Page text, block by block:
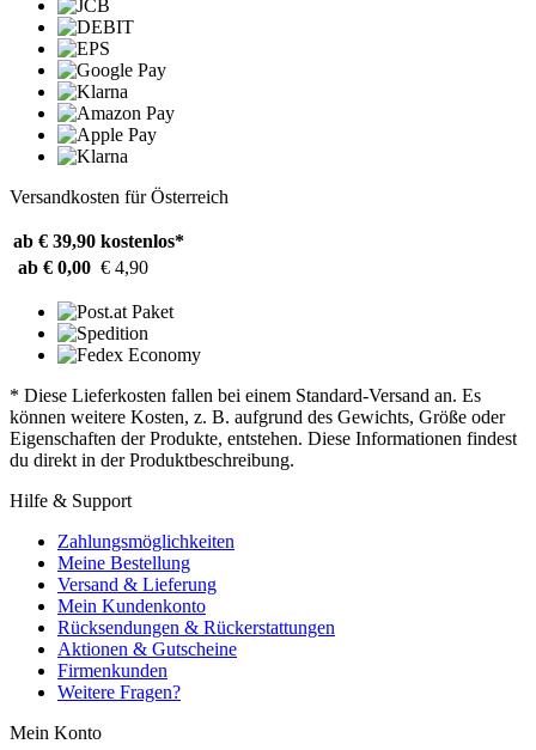
Versandkosten für Österreich
ab € 39,90 kostenlos*
ab € 0,00 € 4,90
* Diese Lieferkosten fallen bei einem Standard-Versand an. Es
können weitere Kosten, z. B. aufgrund des Gewichts, Größe oder
Eigenschaften der Produkte, entstehen. Diese Informationen findest
du direkt in der Produktbeschreibung.
Hilfe & Support
Zahlungsmöglichkeiten
Meine Bestellung
Versand & Lieferung
Mein Kundenkonto
Rücksendungen & Rückerstattungen
Aktionen & Gutscheine
Firmenkunden
Weitere Fragen?
Mein Konto